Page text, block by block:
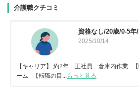
介護職クチコミ
資格なし/20歳/0-5年
2025/10/14
【キャリア】 約2年 正社員 倉庫内作業 【
ーム 【転職の目...もっと見る